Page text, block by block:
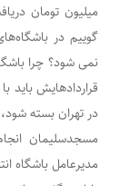
میلیون تومان
گوییم در
نمی شود؟ چرا
قراردادهایش باید
در تهران بسته
مسجدسلیمان
مدیرعامل باشگاه